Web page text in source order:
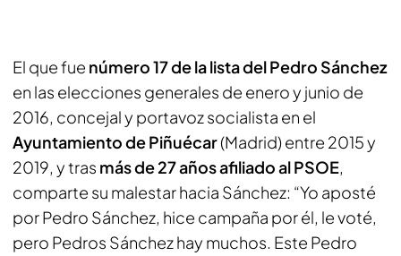
El que fue número 17 de la lista del Pedro Sánchez
en las elecciones generales de enero y junio de
2016, concejal y portavoz socialista en el
Ayuntamiento de Piñuécar(Madrid) entre 2015 y
2019, y tras más de 27 años afiliado al PSOE,
comparte su malestar hacia Sánchez: “Yo aposté
por Pedro Sánchez, hice campaña por él, le voté,
pero Pedros Sánchez hay muchos. Este Pedro